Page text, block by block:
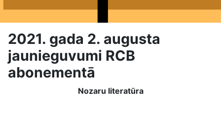
2021. gada 2. augusta
jaunieguvumi RCB
abonementā
Nozaru literatūra